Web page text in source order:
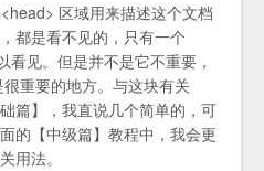
区域用来描述这个文档
都是看不见的，只有一个
看见。但是并不是它不重要，
重要的地方。与这块有关
篇】，我直说几个简单的，可
的【中级篇】教程中，我会更
用法。